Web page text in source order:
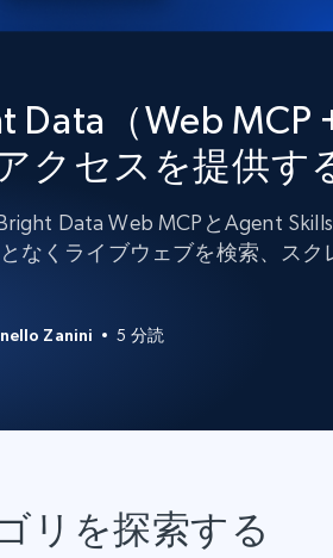
住宅用プロキシ 50% OFF
400M+ 実際のピアデバイスか
バルIP
データセンタープロキシ
効率的なデータ抽出を実現する
性の高いプロキシ
Data（Web MCP
クセスを提供す
Data Web MCPとAgent
なくライブウェブを検索、ス
Zanini 5 分読
リを探索する